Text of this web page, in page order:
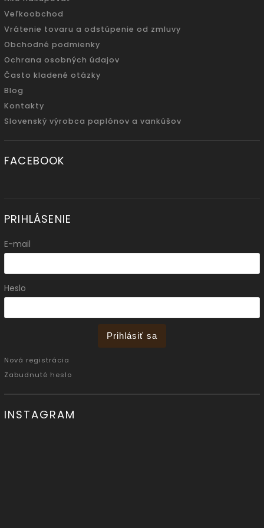
Veľkoobchod
Vrátenie tovaru a odstúpenie od zmluvy
Obchodné podmienky
Ochrana osobných údajov
Často kladené otázky
Blog
Kontakty
Slovenský výrobca paplónov a vankúšov
FACEBOOK
PRIHLÁSENIE
E-mail
Heslo
Prihlásiť sa
Nová registrácia
Zabudnuté heslo
INSTAGRAM